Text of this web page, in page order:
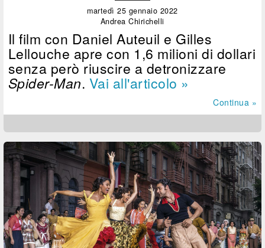
martedì 25 gennaio 2022
Andrea Chirichelli
Il film con Daniel Auteuil e Gilles
Lellouche apre con 1,6 milioni di dollari
senza però riuscire a detronizzare
Spider-Man. Vai all'articolo »
Continua »